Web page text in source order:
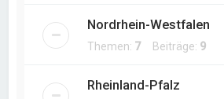
Nordrhein-Westfalen
Themen: 7Beiträge: 9
Rheinland-Pfalz